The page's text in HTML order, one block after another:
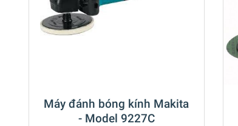
Máy đánh bóng kính Makita
- Model 9227C